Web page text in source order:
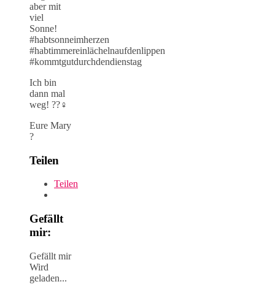
aber mit
viel
Sonne!
#habtsonneimherzen
#habtimmereinlächelnaufdenlippen
#kommtgutdurchdendienstag
Ich bin
dann mal
weg! ??‍♀️
Eure Mary
?
Teilen
Teilen
Gefällt
mir:
Gefällt mir
Wird
geladen...